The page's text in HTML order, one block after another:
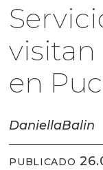
en
DaniellaBalin
PUBLICADO